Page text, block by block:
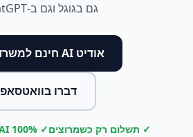
גם בגוגל וגם ב-ChatGPT.
אודיט AI חינם למשרד שלך
דברו בוואטסאפ
✓ תשלום רק כשמרוצים✓ 100% AI